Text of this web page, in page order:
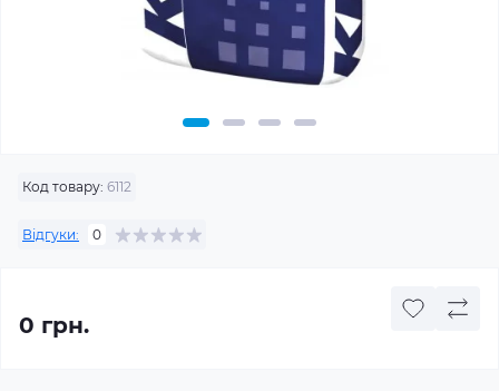
Код товару: 6112
Відгуки: 0
0 грн.